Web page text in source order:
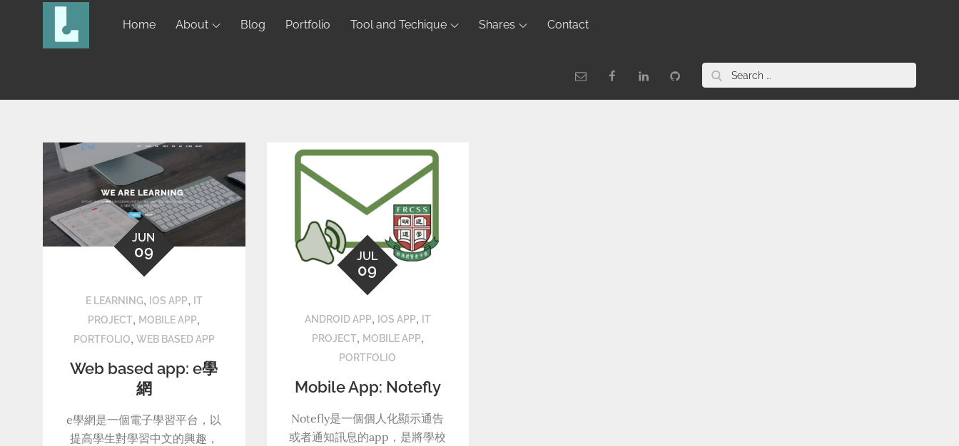
Home About Blog Portfolio Tool and Techique Shares Contact
JUN
09
E LEARNING, IOS APP, IT
PROJECT, MOBILE APP,
PORTFOLIO, WEB BASED APP
Web based app: e學
網
e學網是一個電子學習平台，以
提高學生對學習中文的興趣，
JUL
09
ANDROID APP, IOS APP, IT
PROJECT, MOBILE APP,
PORTFOLIO
Mobile App: Notefly
Notefly是一個個人化顯示通告
或者通知訊息的app，是將學校